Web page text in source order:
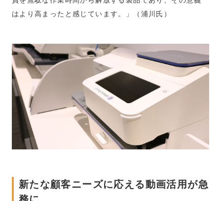
はより高まったと感じています。」（浦川氏）
新たな顧客ニーズに応える動画活用が急